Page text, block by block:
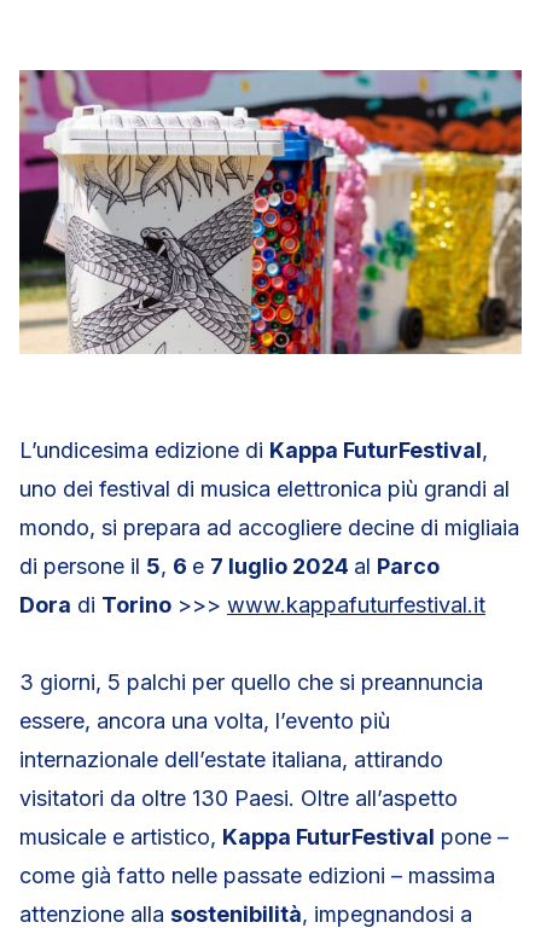
L’undicesima edizione di Kappa FuturFestival,
uno dei festival di musica elettronica più grandi al
mondo, si prepara ad accogliere decine di migliaia
di persone il 5, 6 e 7 luglio 2024 al Parco
Dora di Torino >>> www.kappafuturfestival.it
3 giorni, 5 palchi per quello che si preannuncia
essere, ancora una volta, l’evento più
internazionale dell’estate italiana, attirando
visitatori da oltre 130 Paesi. Oltre all’aspetto
musicale e artistico, Kappa FuturFestival pone –
come già fatto nelle passate edizioni – massima
attenzione alla sostenibilità, impegnandosi a